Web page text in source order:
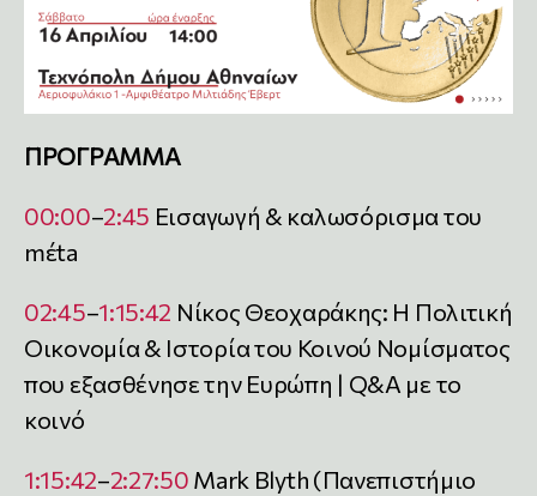
ΠΡΟΓΡΑΜΜΑ
00:00–2:45 Εισαγωγή & καλωσόρισμα του
mέta
02:45–1:15:42 Νίκος Θεοχαράκης: Η Πολιτική
Οικονομία & Ιστορία του Κοινού Νομίσματος
που εξασθένησε την Ευρώπη | Q&A με το
κοινό
1:15:42–2:27:50 Mark Blyth (Πανεπιστήμιο